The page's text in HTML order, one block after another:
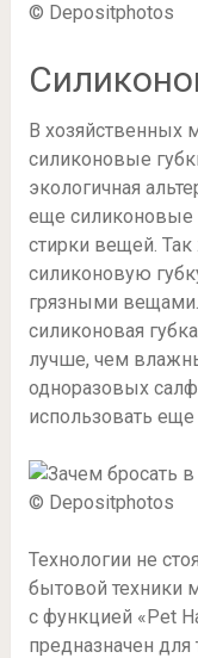
© Depositphotos
В хозяйственных
силиконовые
экологичная
еще силиконовые
стирки вещей.
силиконовую
грязными вещами.
силиконовая
лучше, чем
одноразовых
использовать еще
© Depositphotos
Технологии не
бытовой техники
с функцией «Pet
предназначен для